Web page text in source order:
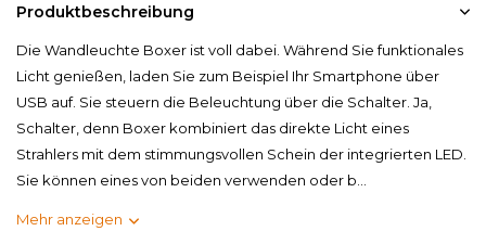
Produktbeschreibung
Die Wandleuchte Boxer ist voll dabei. Während Sie funktionales
Licht genießen, laden Sie zum Beispiel Ihr Smartphone über
USB auf. Sie steuern die Beleuchtung über die Schalter. Ja,
Schalter, denn Boxer kombiniert das direkte Licht eines
Strahlers mit dem stimmungsvollen Schein der integrierten LED.
Sie können eines von beiden verwenden oder b...
Mehr anzeigen